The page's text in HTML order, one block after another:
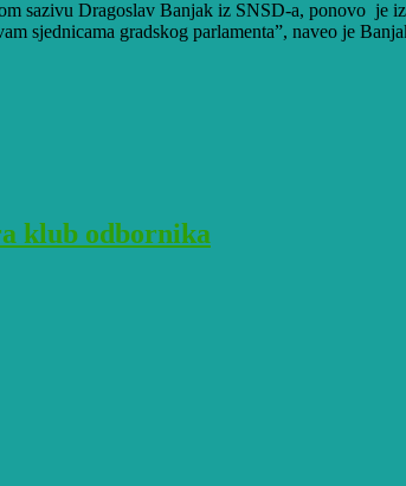
sazivu Dragoslav Banjak iz SNSD-a, ponovo je
sjednicama gradskog parlamenta”, naveo je
klub odbornika